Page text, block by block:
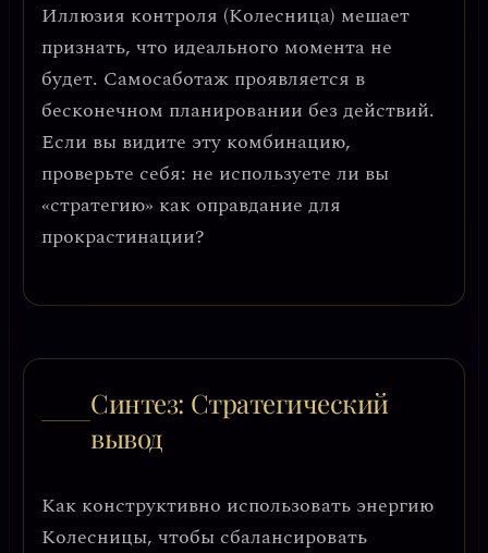
Иллюзия контроля (Колесница) мешает
признать, что идеального момента не
будет. Самосаботаж проявляется в
бесконечном планировании без действий.
Если вы видите эту комбинацию,
проверьте себя: не используете ли вы
«стратегию» как оправдание для
прокрастинации?
Синтез: Стратегический
вывод
Как конструктивно использовать энергию
Колесницы, чтобы сбалансировать